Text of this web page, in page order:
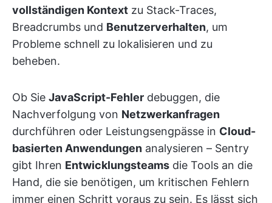
vollständigen Kontext zu Stack-Traces,
Breadcrumbs und Benutzerverhalten, um
Probleme schnell zu lokalisieren und zu
beheben.
Ob Sie JavaScript-Fehler debuggen, die
Nachverfolgung von Netzwerkanfragen
durchführen oder Leistungsengpässe in Cloud-
basierten Anwendungen analysieren – Sentry
gibt Ihren Entwicklungsteams die Tools an die
Hand, die sie benötigen, um kritischen Fehlern
immer einen Schritt voraus zu sein. Es lässt sich